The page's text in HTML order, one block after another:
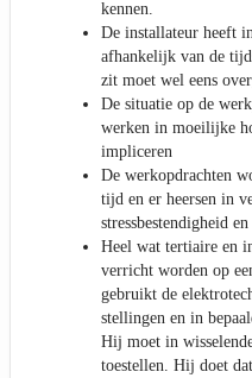
kennen.
De installateur heeft
afhankelijk van de
zit moet wel eens
De situatie op de
werken in moeilijke
impliceren
De werkopdrachten
tijd en er heersen in
stressbestendigheid
Heel wat tertiaire en
verricht worden op
gebruikt de
stellingen en in
Hij moet in
toestellen. Hij doet